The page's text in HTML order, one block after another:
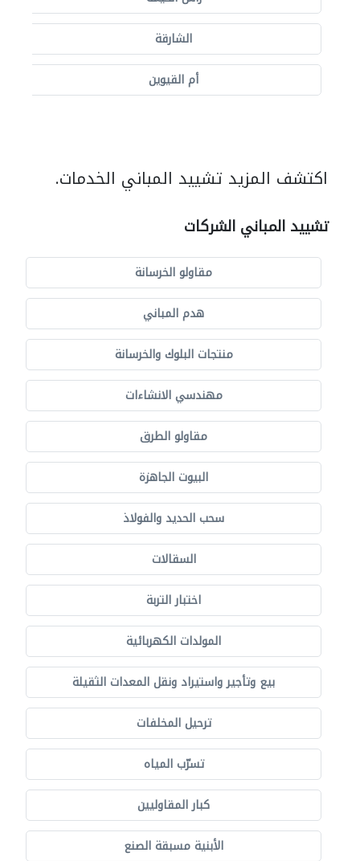
الشارقة
أم القيوين
اكتشف المزيد تشييد المباني الخدمات.
تشييد المباني الشركات
مقاولو الخرسانة
هدم المباني
منتجات البلوك والخرسانة
مهندسي الانشاءات
مقاولو الطرق
البيوت الجاهزة
سحب الحديد والفولاذ
السقالات
اختبار التربة
المولدات الكهربائية
بيع وتأجير واستيراد ونقل المعدات الثقيلة
ترحيل المخلفات
تسرّب المياه
كبار المقاوليين
الأبنية مسبقة الصنع